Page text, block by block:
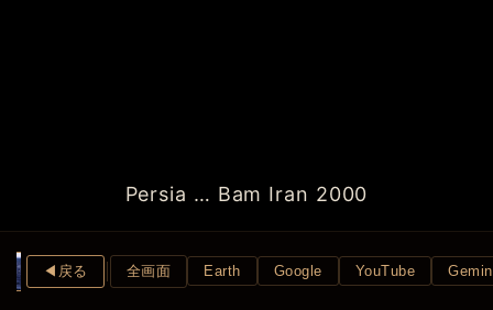
Persia … Bam Iran 2000
◀︎戻る 全画面 Earth Google YouTube